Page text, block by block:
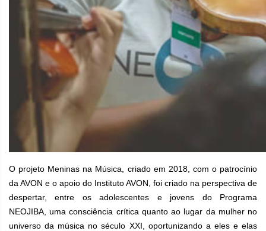
O projeto Meninas na Música, criado em 2018, com o patrocínio
da AVON e o apoio do Instituto AVON, foi criado na perspectiva de
despertar, entre os adolescentes e jovens do Programa
NEOJIBA, uma consciência crítica quanto ao lugar da mulher no
universo da música no século XXI, oportunizando a eles e elas